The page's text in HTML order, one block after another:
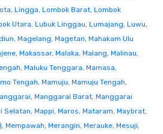
, Lingga, Lombok Barat, Lombok
Utara, Lubuk Linggau, Lumajang, Luwu,
, Magelang, Magetan, Mahakam Ulu
, Makassar, Malaka, Malang, Malinau,
, Maluku Tenggara, Mamasa,
Tengah, Mamuju, Mamuju Tengah,
, Manggarai Barat, Manggarai
Selatan, Mappi, Maros, Mataram, Maybrat,
, Mempawah, Merangin, Merauke, Mesuji,